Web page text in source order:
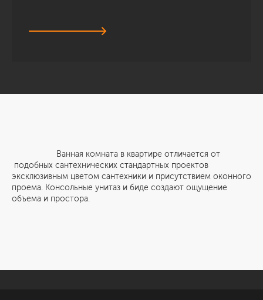
Ванная комната в квартире отличается от
подобных сантехнических стандартных проектов
эксклюзивным цветом сантехники и присутствием оконного
проема. Консольные унитаз и биде создают ощущение
объема и простора.